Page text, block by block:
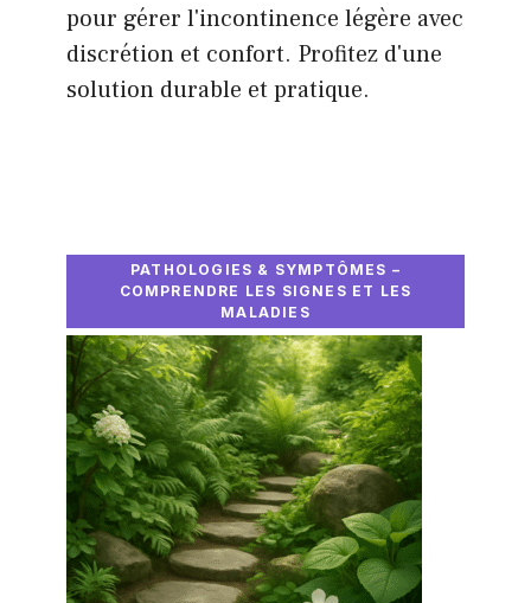
pour gérer l'incontinence légère avec
discrétion et confort. Profitez d'une
solution durable et pratique.
PATHOLOGIES & SYMPTÔMES –
COMPRENDRE LES SIGNES ET LES
MALADIES